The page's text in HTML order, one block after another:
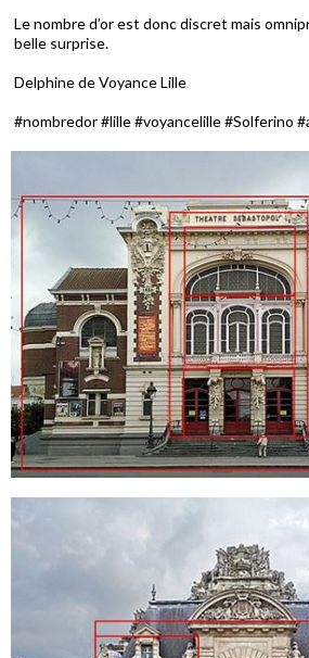
Le nombre d’or est donc discret mais
belle surprise.
Delphine de Voyance Lille
#nombredor #lille #voyancelille #Solferino